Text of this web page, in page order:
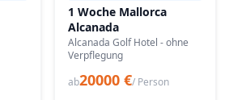
1 Woche Mallorca
Alcanada
Alcanada Golf Hotel - ohne
Verpflegung
ab20000 €/ Person